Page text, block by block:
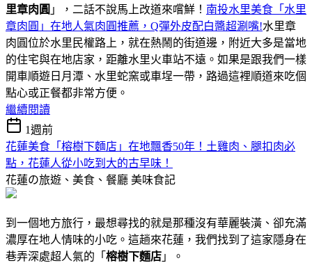
里章肉圓 」，二話不說馬上改道來嚐鮮！ 南投水里美食「水里
章肉圓」在地人氣肉圓推薦，Q彈外皮配白醬超涮嘴!水里章
肉圓位於水里民權路上，就在熱鬧的街道邊，附近大多是當地
的住宅與在地店家，距離水里火車站不遠。如果是跟我們一樣
開車順遊日月潭、水里蛇窯或車埕一帶，路過這裡順道來吃個
點心或正餐都非常方便。
繼續閱讀
1週前
花蓮美食「榕樹下麵店」在地飄香50年！土雞肉、腿扣肉必
點，花蓮人從小吃到大的古早味！
花蓮の旅遊、美食、餐廳 美味食記
到一個地方旅行，最想尋找的就是那種沒有華麗裝潢、卻充滿
濃厚在地人情味的小吃。這趟來花蓮，我們找到了這家隱身在
巷弄深處超人氣的「 榕樹下麵店 」。